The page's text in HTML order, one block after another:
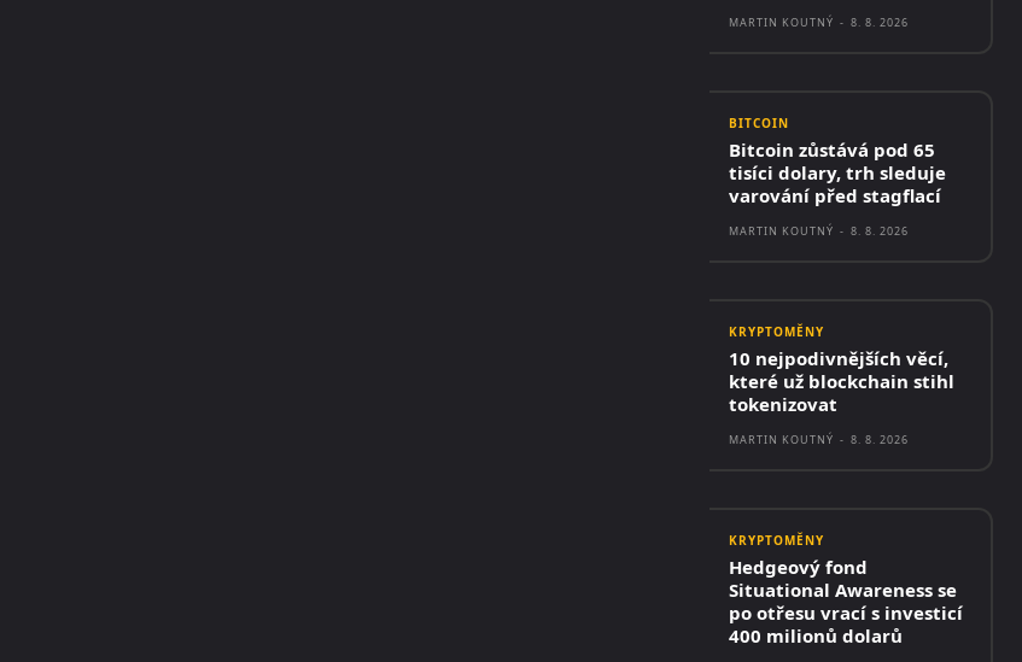
MARTIN KOUTNÝ - 8. 8. 2026
BITCOIN
Bitcoin zůstává pod 65
tisíci dolary, trh sleduje
varování před stagflací
MARTIN KOUTNÝ - 8. 8. 2026
KRYPTOMĚNY
10 nejpodivnějších věcí,
které už blockchain stihl
tokenizovat
MARTIN KOUTNÝ - 8. 8. 2026
KRYPTOMĚNY
Hedgeový fond
Situational Awareness se
po otřesu vrací s investicí
400 milionů dolarů